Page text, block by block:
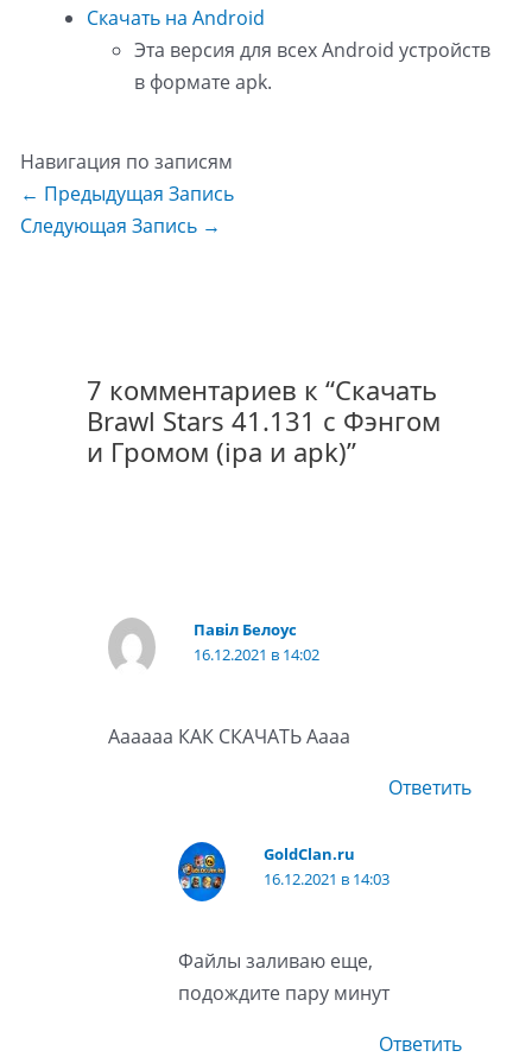
Скачать на Android
Эта версия для всех Android устройств
в формате apk.
Навигация по записям
← Предыдущая Запись
Следующая Запись →
7 комментариев к “Скачать
Brawl Stars 41.131 с Фэнгом
и Громом (ipa и apk)”
Павіл Белоус
16.12.2021 в 14:02
Аааааа КАК СКАЧАТЬ Аааа
Ответить
GoldClan.ru
16.12.2021 в 14:03
Файлы заливаю еще,
подождите пару минут
Ответить